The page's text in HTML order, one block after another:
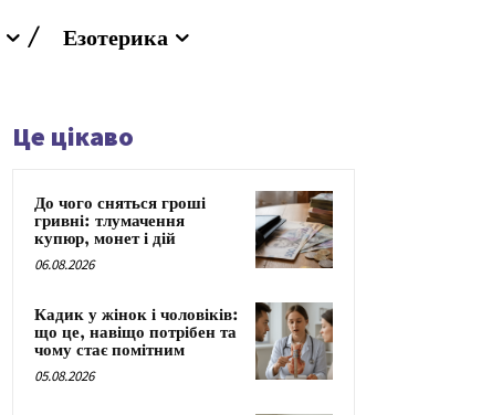
Езотерика
Це цікаво
До чого сняться гроші
гривні: тлумачення
купюр, монет і дій
06.08.2026
Кадик у жінок і чоловіків:
що це, навіщо потрібен та
чому стає помітним
05.08.2026